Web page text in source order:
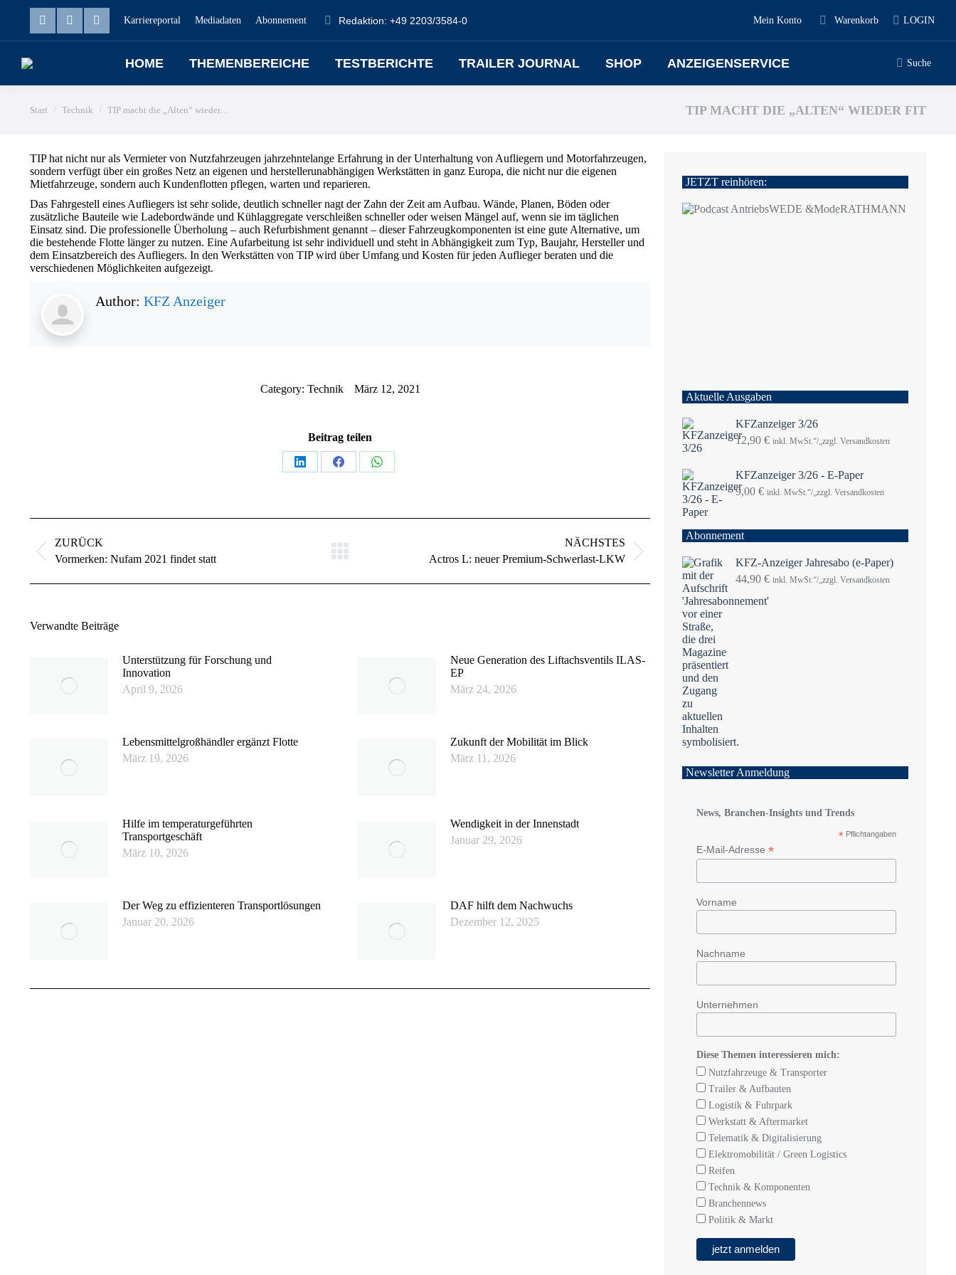
Karriereportal Mediadaten Abonnement Redaktion: +49 2203/3584-0 Mein Konto Warenkorb LOGIN
HOME THEMENBEREICHE TESTBERICHTE TRAILER JOURNAL SHOP ANZEIGENSERVICE Suche
Sie befinden sich hier:
Start Technik TIP macht die „Alten“ wieder… TIP MACHT DIE „ALTEN“ WIEDER FIT
TIP hat nicht nur als Vermieter von Nutzfahrzeugen jahrzehntelange Erfahrung in der Unterhaltung von Aufliegern und Motorfahrzeugen,
sondern verfügt über ein großes Netz an eigenen und herstellerunabhängigen Werkstätten in ganz Europa, die nicht nur die eigenen
Mietfahrzeuge, sondern auch Kundenflotten pflegen, warten und reparieren.
Das Fahrgestell eines Aufliegers ist sehr solide, deutlich schneller nagt der Zahn der Zeit am Aufbau. Wände, Planen, Böden oder
zusätzliche Bauteile wie Ladebordwände und Kühlaggregate verschleißen schneller oder weisen Mängel auf, wenn sie im täglichen
Einsatz sind. Die professionelle Überholung – auch Refurbishment genannt – dieser Fahrzeugkomponenten ist eine gute Alternative, um
die bestehende Flotte länger zu nutzen. Eine Aufarbeitung ist sehr individuell und steht in Abhängigkeit zum Typ, Baujahr, Hersteller und
dem Einsatzbereich des Aufliegers. In den Werkstätten von TIP wird über Umfang und Kosten für jeden Auflieger beraten und die
verschiedenen Möglichkeiten aufgezeigt.
Author: KFZ Anzeiger
Category: Technik März 12, 2021
Beitrag teilen
ZURÜCK
Vormerken: Nufam 2021 findet statt
NÄCHSTES
Actros L: neuer Premium-Schwerlast-LKW
Verwandte Beiträge
Unterstützung für Forschung und
Innovation
April 9, 2026
Neue Generation des Liftachsventils ILAS-
EP
März 24, 2026
Lebensmittelgroßhändler ergänzt Flotte
März 19, 2026
Zukunft der Mobilität im Blick
März 11, 2026
Hilfe im temperaturgeführten
Transportgeschäft
März 10, 2026
Wendigkeit in der Innenstadt
Januar 29, 2026
Der Weg zu effizienteren Transportlösungen
Januar 20, 2026
DAF hilft dem Nachwuchs
Dezember 12, 2025
JETZT reinhören:
Aktuelle Ausgaben
KFZanzeiger 3/26
12,90 € inkl. MwSt.“/„zzgl. Versandkosten
KFZanzeiger 3/26 - E-Paper
9,00 € inkl. MwSt.“/„zzgl. Versandkosten
Abonnement
KFZ-Anzeiger Jahresabo (e-Paper)
44,90 € inkl. MwSt.“/„zzgl. Versandkosten
Newsletter Anmeldung
News, Branchen-Insights und Trends
* Pflichtangaben
E-Mail-Adresse *
Vorname
Nachname
Unternehmen
Diese Themen interessieren mich:
Nutzfahrzeuge & Transporter
Trailer & Aufbauten
Logistik & Fuhrpark
Werkstatt & Aftermarket
Telematik & Digitalisierung
Elektromobilität / Green Logistics
Reifen
Technik & Komponenten
Branchennews
Politik & Markt